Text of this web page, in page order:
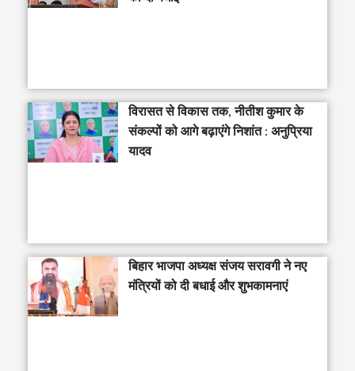
विरासत से विकास तक, नीतीश कुमार के
संकल्पों को आगे बढ़ाएंगे निशांत : अनुप्रिया
यादव
बिहार भाजपा अध्यक्ष संजय सरावगी ने नए
मंत्रियों को दी बधाई और शुभकामनाएं